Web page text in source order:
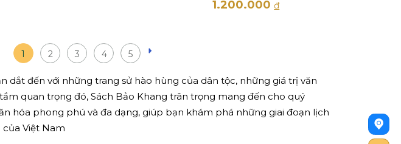
1.200.000đ
1 2 3 4 5
dắt đến với những trang sử hào hùng của dân tộc, những giá trị văn
quan trọng đó, Sách Bảo Khang trân trọng mang đến cho quý
hóa phong phú và đa dạng, giúp bạn khám phá những giai đoạn lịch
Việt Nam